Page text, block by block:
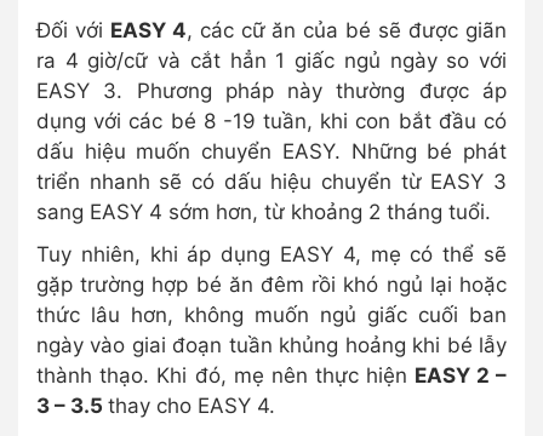
Đối với EASY 4, các cữ ăn của bé sẽ được giãn
ra 4 giờ/cữ và cắt hẳn 1 giấc ngủ ngày so với
EASY 3. Phương pháp này thường được áp
dụng với các bé 8 -19 tuần, khi con bắt đầu có
dấu hiệu muốn chuyển EASY. Những bé phát
triển nhanh sẽ có dấu hiệu chuyển từ EASY 3
sang EASY 4 sớm hơn, từ khoảng 2 tháng tuổi.
Tuy nhiên, khi áp dụng EASY 4, mẹ có thể sẽ
gặp trường hợp bé ăn đêm rồi khó ngủ lại hoặc
thức lâu hơn, không muốn ngủ giấc cuối ban
ngày vào giai đoạn tuần khủng hoảng khi bé lẫy
thành thạo. Khi đó, mẹ nên thực hiện EASY 2 –
3 – 3.5 thay cho EASY 4.